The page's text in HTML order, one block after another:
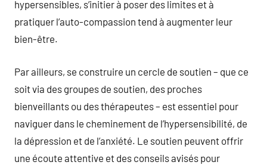
hypersensibles, s’initier à poser des limites et à
pratiquer l’auto-compassion tend à augmenter leur
bien-être.
Par ailleurs, se construire un cercle de soutien – que ce
soit via des groupes de soutien, des proches
bienveillants ou des thérapeutes – est essentiel pour
naviguer dans le cheminement de l’hypersensibilité, de
la dépression et de l’anxiété. Le soutien peuvent offrir
une écoute attentive et des conseils avisés pour